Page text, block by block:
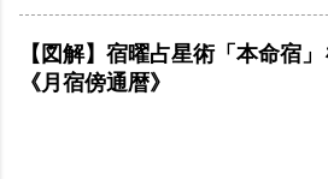
【図解】宿曜占星術「本命宿
《月宿傍通暦》